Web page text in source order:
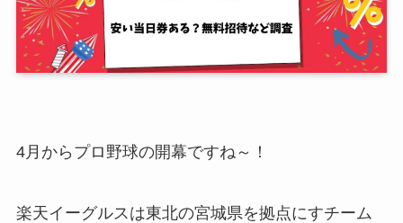
4月からプロ野球の開幕ですね～！
楽天イーグルスは東北の宮城県を拠点にすチーム